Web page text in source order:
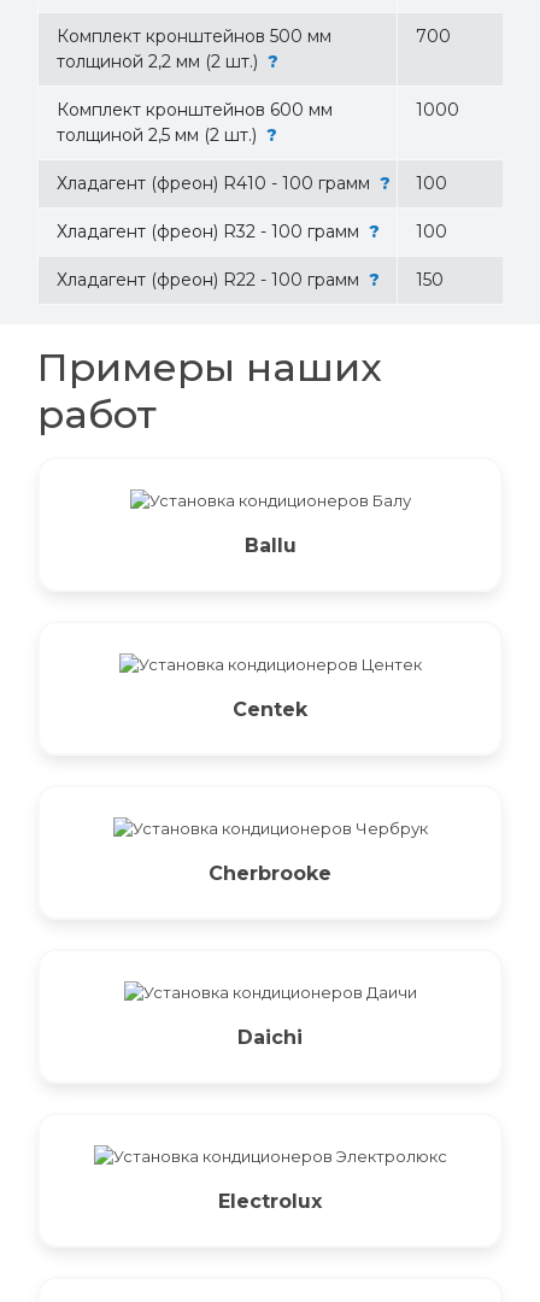
Комплект кронштейнов 500 мм
толщиной 2,2 мм (2 шт.) ?
700
Комплект кронштейнов 600 мм
толщиной 2,5 мм (2 шт.) ?
1000
Хладагент (фреон) R410 - 100 грамм ? 100
Хладагент (фреон) R32 - 100 грамм ? 100
Хладагент (фреон) R22 - 100 грамм ? 150
Примеры наших
работ
Ballu
Centek
Cherbrooke
Daichi
Electrolux